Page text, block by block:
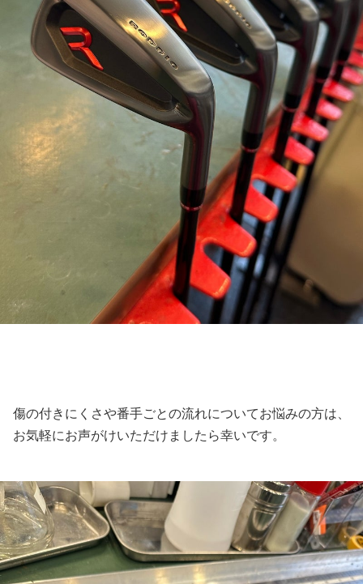
傷の付きにくさや番手ごとの流れについてお悩みの方は、
お気軽にお声がけいただけましたら幸いです。